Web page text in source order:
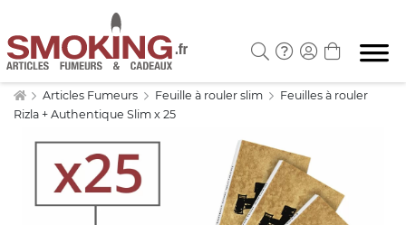
Articles Fumeurs Feuille à rouler slim
Feuilles à rouler
Rizla + Authentique Slim x 25